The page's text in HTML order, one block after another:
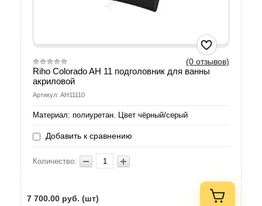
(0 отзывов)
Riho Colorado AH 11 подголовник для ванны
акриловой
Артикул: AH11110
Материал: полиуретан. Цвет чёрный/серый
Добавить к сравнению
Количество:
7 700.00 руб. (шт)